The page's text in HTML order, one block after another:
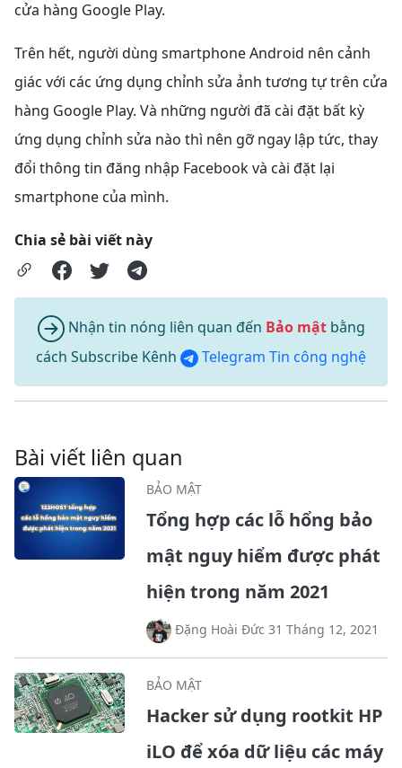
cửa hàng Google Play.
Trên hết, người dùng smartphone Android nên cảnh
giác với các ứng dụng chỉnh sửa ảnh tương tự trên cửa
hàng Google Play. Và những người đã cài đặt bất kỳ
ứng dụng chỉnh sửa nào thì nên gỡ ngay lập tức, thay
đổi thông tin đăng nhập Facebook và cài đặt lại
smartphone của mình.
Chia sẻ bài viết này
Nhận tin nóng liên quan đến Bảo mậtbằng
cách Subscribe Kênh
Telegram Tin công nghệ
Bài viết liên quan
BẢO MẬT
Tổng hợp các lỗ hổng bảo
mật nguy hiểm được phát
hiện trong năm 2021
Đặng Hoài Đức 31 Tháng 12, 2021
BẢO MẬT
Hacker sử dụng rootkit HP
iLO để xóa dữ liệu các máy